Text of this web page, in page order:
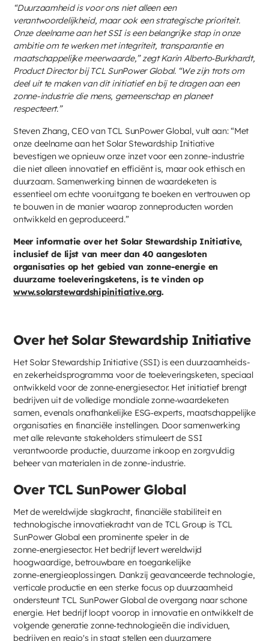
“Duurzaamheid is voor ons niet alleen een
verantwoordelijkheid, maar ook een strategische prioriteit.
Onze deelname aan het SSI is een belangrijke stap in onze
ambitie om te werken met integriteit, transparantie en
maatschappelijke meerwaarde,” zegt Karin Alberto‑Burkhardt,
Product Director bij TCL SunPower Global. “We zijn trots om
deel uit te maken van dit initiatief en bij te dragen aan een
zonne-industrie die mens, gemeenschap en planeet
respecteert.”
Steven Zhang, CEO van TCL SunPower Global, vult aan: “Met
onze deelname aan het Solar Stewardship Initiative
bevestigen we opnieuw onze inzet voor een zonne-industrie
die niet alleen innovatief en efficiënt is, maar ook ethisch en
duurzaam. Samenwerking binnen de waardeketen is
essentieel om echte vooruitgang te boeken en vertrouwen op
te bouwen in de manier waarop zonneproducten worden
ontwikkeld en geproduceerd.”
Meer informatie over het Solar Stewardship Initiative,
inclusief de lijst van meer dan 40 aangesloten
organisaties op het gebied van zonne-energie en
duurzame toeleveringsketens, is te vinden op
www.solarstewardshipinitiative.org.
Over het Solar Stewardship Initiative
Het Solar Stewardship Initiative (SSI) is een duurzaamheids-
en zekerheidsprogramma voor de toeleveringsketen, speciaal
ontwikkeld voor de zonne‑energiesector. Het initiatief brengt
bedrijven uit de volledige mondiale zonne‑waardeketen
samen, evenals onafhankelijke ESG‑experts, maatschappelijke
organisaties en financiële instellingen. Door samenwerking
met alle relevante stakeholders stimuleert de SSI
verantwoorde productie, duurzame inkoop en zorgvuldig
beheer van materialen in de zonne-industrie.
Over TCL SunPower Global
Met de wereldwijde slagkracht, financiële stabiliteit en
technologische innovatiekracht van de TCL Group is TCL
SunPower Global een prominente speler in de
zonne‑energiesector. Het bedrijf levert wereldwijd
hoogwaardige, betrouwbare en toegankelijke
zonne‑energieoplossingen. Dankzij geavanceerde technologie,
verticale productie en een sterke focus op duurzaamheid
ondersteunt TCL SunPower Global de overgang naar schone
energie. Het bedrijf loopt voorop in innovatie en ontwikkelt de
volgende generatie zonne‑technologieën die individuen,
bedrijven en regio's in staat stellen een duurzamere